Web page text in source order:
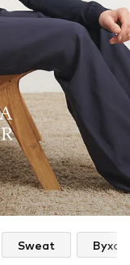
Sweat Byxor